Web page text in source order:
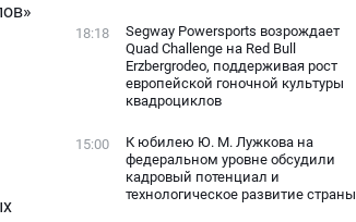
18:18
Segway Powersports возрождает
Quad Challenge на Red Bull
Erzbergrodeo, поддерживая рост
европейской гоночной культуры
квадроциклов
15:00
К юбилею Ю. М. Лужкова на
федеральном уровне обсудили
кадровый потенциал и
технологическое развитие страны